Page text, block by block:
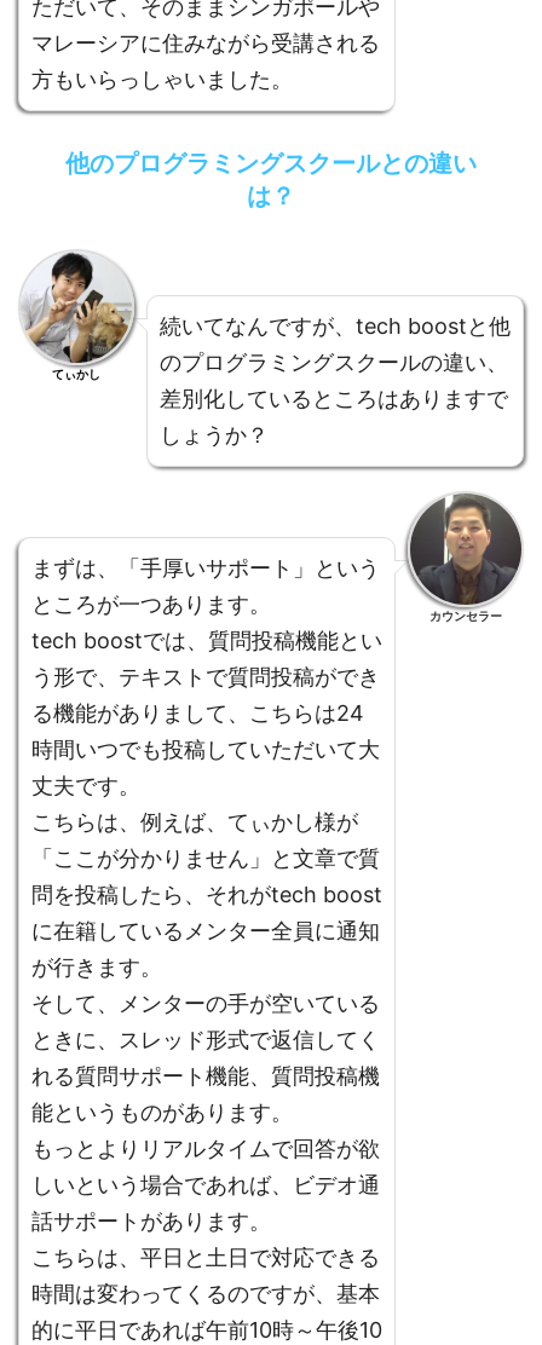
ただいて、そのままシンガポールや
マレーシアに住みながら受講される
方もいらっしゃいました。
他のプログラミングスクールとの違い
は？
てぃかし
続いてなんですが、tech boostと他
のプログラミングスクールの違い、
差別化しているところはありますで
しょうか？
まずは、「手厚いサポート」という
ところが一つあります。
tech boostでは、質問投稿機能とい
う形で、テキストで質問投稿ができ
る機能がありまして、こちらは24
時間いつでも投稿していただいて大
丈夫です。
こちらは、例えば、てぃかし様が
「ここが分かりません」と文章で質
問を投稿したら、それがtech boost
に在籍しているメンター全員に通知
が行きます。
そして、メンターの手が空いている
ときに、スレッド形式で返信してく
れる質問サポート機能、質問投稿機
能というものがあります。
もっとよりリアルタイムで回答が欲
しいという場合であれば、ビデオ通
話サポートがあります。
こちらは、平日と土日で対応できる
時間は変わってくるのですが、基本
的に平日であれば午前10時～午後10
カウンセラー